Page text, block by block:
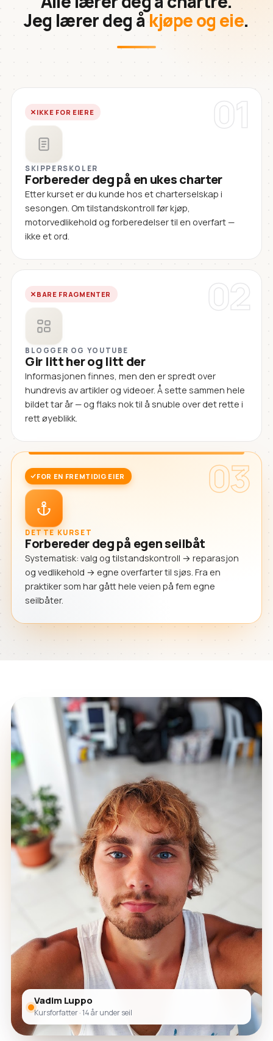
Jeg lærer deg åkjøpe og eie.
01
IKKE FOR EIERE
SKIPPERSKOLER
Forbereder deg på en ukes charter
Etter kurset er du kunde hos et charterselskap i
sesongen. Om tilstandskontroll før kjøp,
motorvedlikehold og forberedelser til en overfart —
ikke et ord.
02
BARE FRAGMENTER
BLOGGER OG YOUTUBE
Gir litt her og litt der
Informasjonen finnes, men den er spredt over
hundrevis av artikler og videoer. Å sette sammen hele
bildet tar år — og flaks nok til å snuble over det rette i
rett øyeblikk.
03
FOR EN FREMTIDIG EIER
DETTE KURSET
Forbereder deg på egen seilbåt
Systematisk: valg og tilstandskontroll → reparasjon
og vedlikehold → egne overfarter til sjøs. Fra en
praktiker som har gått hele veien på fem egne
seilbåter.
Vadim Luppo
Kursforfatter · 14 år under seil